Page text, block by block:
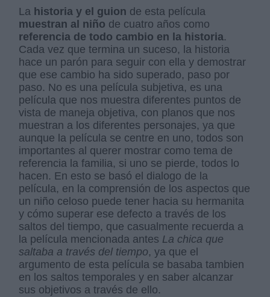
La historia y el guion de esta película
muestran al niño de cuatro años como
referencia de todo cambio en la historia.
Cada vez que termina un suceso, la historia
hace un parón para seguir con ella y demostrar
que ese cambio ha sido superado, paso por
paso. No es una película subjetiva, es una
película que nos muestra diferentes puntos de
vista de maneja objetiva, con planos que nos
muestran a los diferentes personajes, ya que
aunque la película se centre en uno, todos son
importantes al querer mostrar como tema de
referencia la familia, si uno se pierde, todos lo
hacen. En esto se basó el dialogo de la
película, en la comprensión de los aspectos que
un niño celoso puede tener hacia su hermanita
y cómo superar ese defecto a través de los
saltos del tiempo, que casualmente recuerda a
la película mencionada antes La chica que
saltaba a través del tiempo, ya que el
argumento de esta película se basaba tambien
en los saltos temporales y en saber alcanzar
sus objetivos a través de ello.